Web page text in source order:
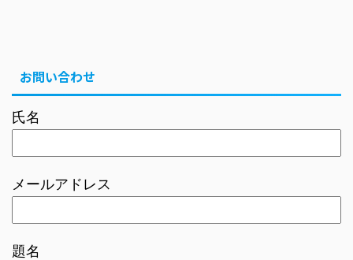
お問い合わせ
氏名
メールアドレス
題名